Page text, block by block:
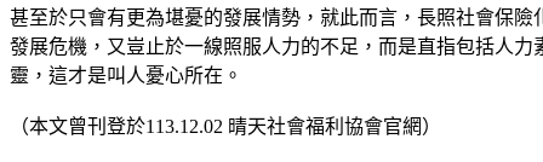
甚至於只會有更為堪憂的發展情勢，就此而言，長照社會保
發展危機，又豈止於一線照服人力的不足，而是直指包括人
靈，這才是叫人憂心所在。
（本文曾刊登於113.12.02 晴天社會福利協會官網）